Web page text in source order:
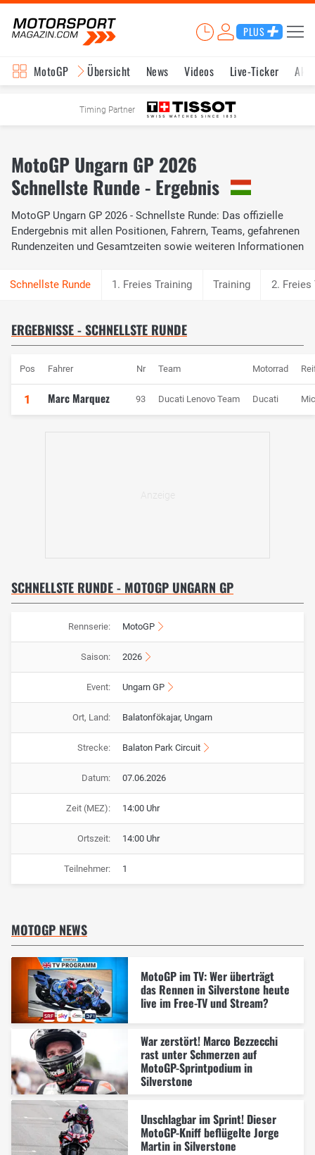
PLUS
MotoGP Übersicht News Videos Live-Ticker
Timing Partner
MotoGP Ungarn GP 2026
Schnellste Runde - Ergebnis
MotoGP Ungarn GP 2026 - Schnellste Runde: Das offizielle
Endergebnis mit allen Positionen, Fahrern, Teams, gefahrenen
Rundenzeiten und Gesamtzeiten sowie weiteren Informationen
1. Freies Training Training 2. Freies
ERGEBNISSE - SCHNELLSTE RUNDE
Pos Fahrer Nr Team Motorrad
1 Marc Marquez 93 Ducati Lenovo Team Ducati
SCHNELLSTE RUNDE - MOTOGP UNGARN GP
Rennserie: MotoGP
Saison: 2026
Event: Ungarn GP
Ort, Land: Balatonfökajar, Ungarn
Strecke: Balaton Park Circuit
Datum: 07.06.2026
Zeit (MEZ): 14:00 Uhr
Ortszeit: 14:00 Uhr
Teilnehmer: 1
MOTOGP NEWS
MotoGP im TV: Wer überträgt
das Rennen in Silverstone heute
live im Free-TV und Stream?
War zerstört! Marco Bezzecchi
rast unter Schmerzen auf
MotoGP-Sprintpodium in
Silverstone
Unschlagbar im Sprint! Dieser
MotoGP-Kniff beflügelte Jorge
Martin in Silverstone